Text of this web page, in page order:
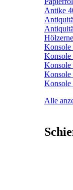
Antike
Konsole
Konsole
Konsole
Konsole
Alle